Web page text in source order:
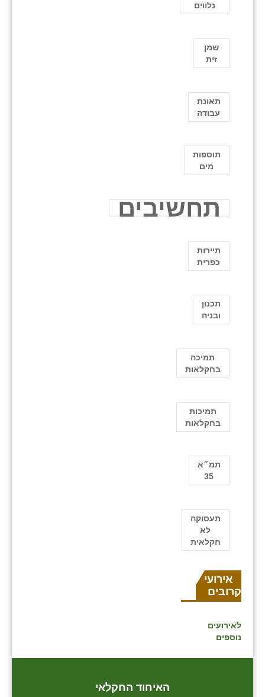
נלווים
שמן
זית
תאונת
עבודה
תוספות
מים
תחשיבים
תיירות
כפרית
תכנון
ובניה
תמיכה
בחקלאות
תמיכות
בחקלאות
תמ״א
35
תעסוקה
לא
חקלאית
אירועים
קרובים
לאירועים
נוספים
האיחוד החקלאי